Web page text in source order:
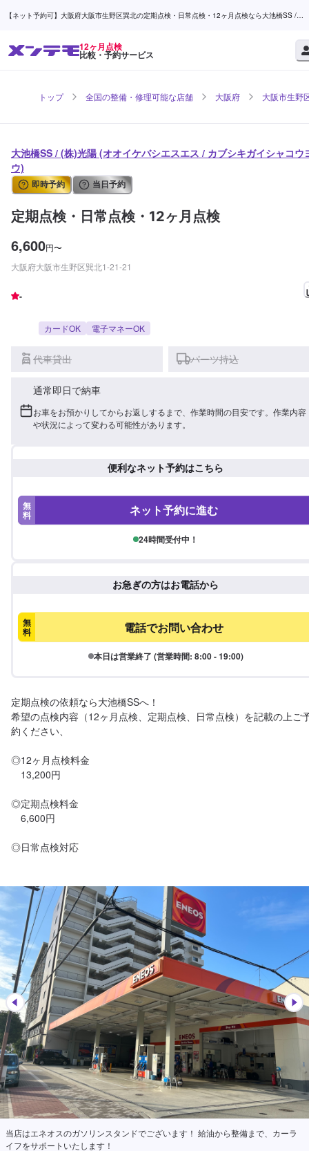
【ネット予約可】大阪府大阪市生野区巽北の定期点検・日常点検・12ヶ月点検なら大池橋SS /
12ヶ月点検
比較・予約サービス
トップ 全国の整備・修理可能な店舗 大阪府 大阪市生野
大池橋SS / (株)光陽 (オオイケバシエスエス / カブシキガイシャコウ
ウ)
即時予約 当日予約
定期点検・日常点検・12ヶ月点検
6,600円〜
大阪府大阪市生野区巽北1-21-21
-
カードOK 電子マネーOK
代車貸出 パーツ持込
通常即日で納車
お車をお預かりしてからお返しするまで、作業時間の目安です。作業内容
や状況によって変わる可能性があります。
便利なネット予約はこちら
無
料 ネット予約に進む
24時間受付中！
お急ぎの方はお電話から
無
料 電話でお問い合わせ
本日は営業終了 (営業時間: 8:00 - 19:00)
定期点検の依頼なら大池橋SSへ！
希望の点検内容（12ヶ月点検、定期点検、日常点検）を記載の上ご
約ください、
◎12ヶ月点検料金
13,200円
◎定期点検料金
6,600円
◎日常点検対応
整備を行うピットです！安心してお車をお預けください！